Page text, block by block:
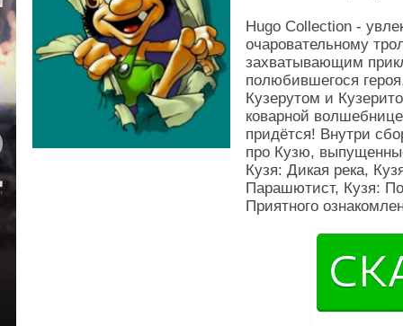
Hugo Collection -
очаровательному
захватывающим
полюбившегося
Кузерутом и
коварной
придётся! Внутри
про Кузю,
Кузя: Дикая река,
Парашютист, Кузя:
Приятного